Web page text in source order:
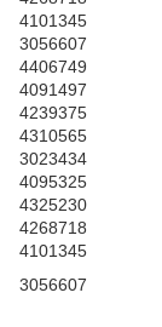
4101345
3056607
4406749
4091497
4239375
4310565
3023434
4095325
4325230
4268718
4101345
3056607